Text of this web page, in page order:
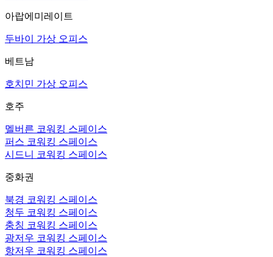
아랍에미레이트
두바이 가상 오피스
베트남
호치민 가상 오피스
호주
멜버른 코워킹 스페이스
퍼스 코워킹 스페이스
시드니 코워킹 스페이스
중화권
북경 코워킹 스페이스
청두 코워킹 스페이스
충칭 코워킹 스페이스
광저우 코워킹 스페이스
항저우 코워킹 스페이스